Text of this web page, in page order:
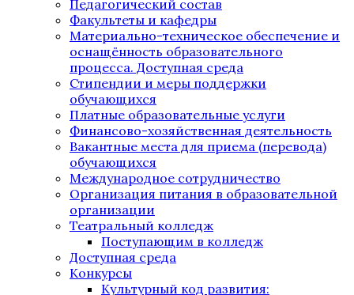
Педагогический состав
Факультеты и кафедры
Материально-техническое обеспечение и
оснащённость образовательного
процесса. Доступная среда
Стипендии и меры поддержки
обучающихся
Платные образовательные услуги
Финансово-хозяйственная деятельность
Вакантные места для приема (перевода)
обучающихся
Международное сотрудничество
Организация питания в образовательной
организации
Театральный колледж
Поступающим в колледж
Доступная среда
Конкурсы
Культурный код развития: